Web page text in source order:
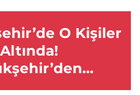
O Kişiler
Uyarı!